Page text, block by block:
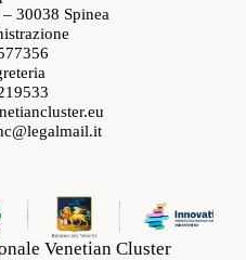
30038 Spinea
Venetian Cluster